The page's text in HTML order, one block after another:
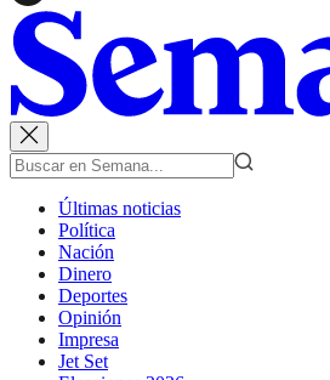
Últimas noticias
Política
Nación
Dinero
Deportes
Opinión
Impresa
Jet Set